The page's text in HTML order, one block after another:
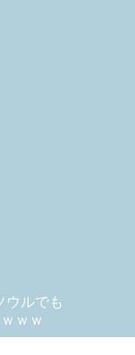
ウルでも
ｗｗ